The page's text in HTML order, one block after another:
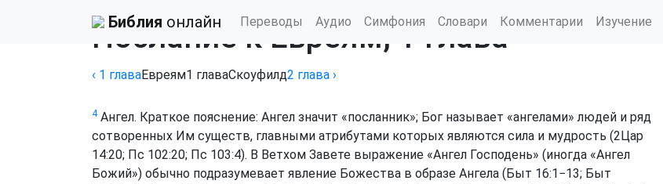
Библия онлайн Переводы Аудио Симфония Словари Комментарии Изучение
Послание к Евреям, 1 глава
‹ 1 главаЕвреям1 главаСкоуфилд2 глава ›
4Ангел. Краткое пояснение: Ангел значит «посланник»; Бог называет «ангелами» людей и ряд
сотворенных Им существ, главными атрибутами которых являются сила и мудрость (2Цар
14:20; Пс 102:20; Пс 103:4). В Ветхом Завете выражение «Ангел Господень» (иногда «Ангел
Божий») обычно подразумевает явление Божества в образе Ангела (Быт 16:1−13; Быт